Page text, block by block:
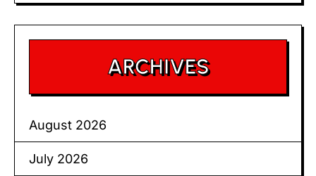
ARCHIVES
August 2026
July 2026